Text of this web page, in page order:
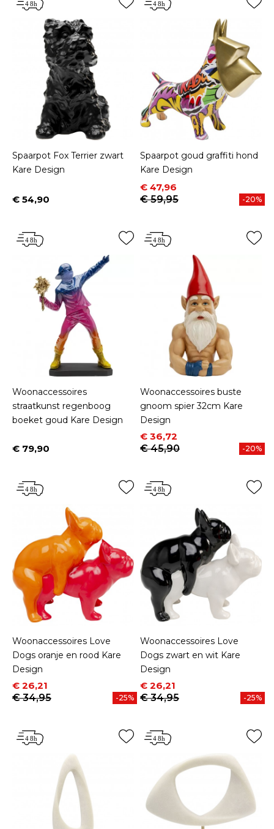
Spaarpot Fox Terrier zwart
Kare Design
Prijs
€ 54,90
Spaarpot goud graffiti hond
Kare Design
Prijs
€ 47,96
Normale prijs
€ 59,95
-20%
Woonaccessoires
straatkunst regenboog
boeket goud Kare Design
Prijs
€ 79,90
Woonaccessoires buste
gnoom spier 32cm Kare
Design
Prijs
€ 36,72
Normale prijs
€ 45,90
-20%
Woonaccessoires Love
Dogs oranje en rood Kare
Design
Prijs
€ 26,21
Normale prijs
€ 34,95
-25%
Woonaccessoires Love
Dogs zwart en wit Kare
Design
Prijs
€ 26,21
Normale prijs
€ 34,95
-25%